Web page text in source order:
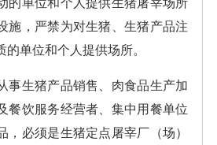
的单位和个人提供生猪屠宰场所
施，严禁为对生猪、生猪产品注
单位和个人提供场所。
生猪产品销售、肉食品生产加
餐饮服务经营者、集中用餐单位
，必须是生猪定点屠宰厂（场）